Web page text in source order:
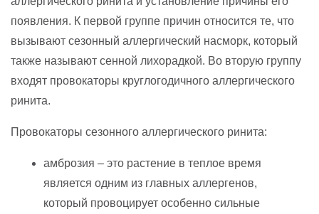
появления. К первой группе причин относится те, что
вызывают сезонный аллергический насморк, который
также называют сенной лихорадкой. Во вторую группу
входят провокаторы круглогодичного аллергического
ринита.
Провокаторы сезонного аллергического ринита:
амброзия – это растение в теплое время
является одним из главных аллергенов,
который провоцирует особенно сильные